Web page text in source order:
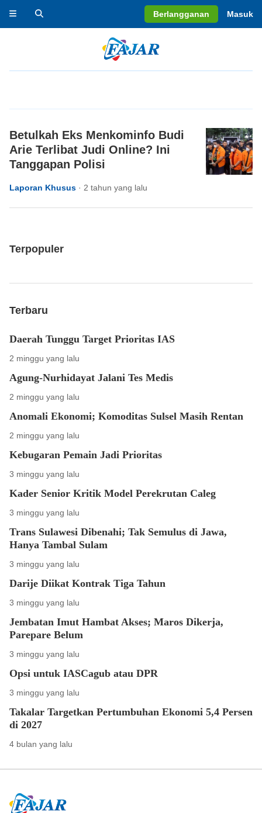
Berlangganan Masuk
Betulkah Eks Menkominfo Budi
Arie Terlibat Judi Online? Ini
Tanggapan Polisi
Laporan Khusus · 2 tahun yang lalu
Terpopuler
Terbaru
Daerah Tunggu Target Prioritas IAS
2 minggu yang lalu
Agung-Nurhidayat Jalani Tes Medis
2 minggu yang lalu
Anomali Ekonomi; Komoditas Sulsel Masih Rentan
2 minggu yang lalu
Kebugaran Pemain Jadi Prioritas
3 minggu yang lalu
Kader Senior Kritik Model Perekrutan Caleg
3 minggu yang lalu
Trans Sulawesi Dibenahi; Tak Semulus di Jawa,
Hanya Tambal Sulam
3 minggu yang lalu
Darije Diikat Kontrak Tiga Tahun
3 minggu yang lalu
Jembatan Imut Hambat Akses; Maros Dikerja,
Parepare Belum
3 minggu yang lalu
Opsi untuk IASCagub atau DPR
3 minggu yang lalu
Takalar Targetkan Pertumbuhan Ekonomi 5,4 Persen
di 2027
4 bulan yang lalu